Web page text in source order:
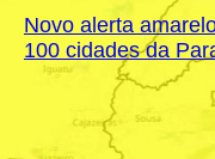
Novo alerta
100 cidades da